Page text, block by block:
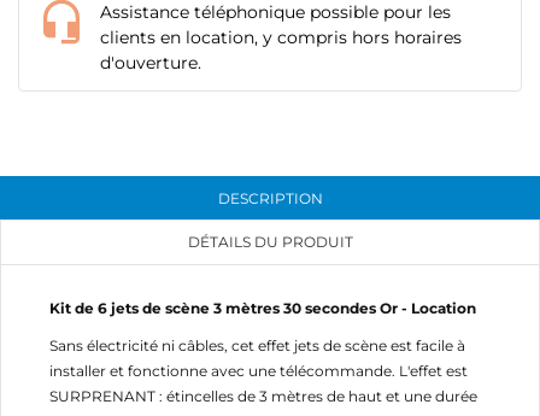
Assistance téléphonique possible pour les
clients en location, y compris hors horaires
d'ouverture.
DESCRIPTION
DÉTAILS DU PRODUIT
Kit de 6 jets de scène 3 mètres 30 secondes Or - Location
Sans électricité ni câbles, cet effet jets de scène est facile à
installer et fonctionne avec une télécommande. L'effet est
SURPRENANT : étincelles de 3 mètres de haut et une durée